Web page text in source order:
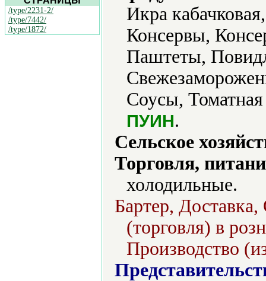
/type/2231-2/
/type/7442/
/type/1872/
Икра
Консервы,
Паштеты,
Соусы,
ПУИН.
Сельское
Торговля,
холодильные.
Бартер,
(торговля) в
Производство